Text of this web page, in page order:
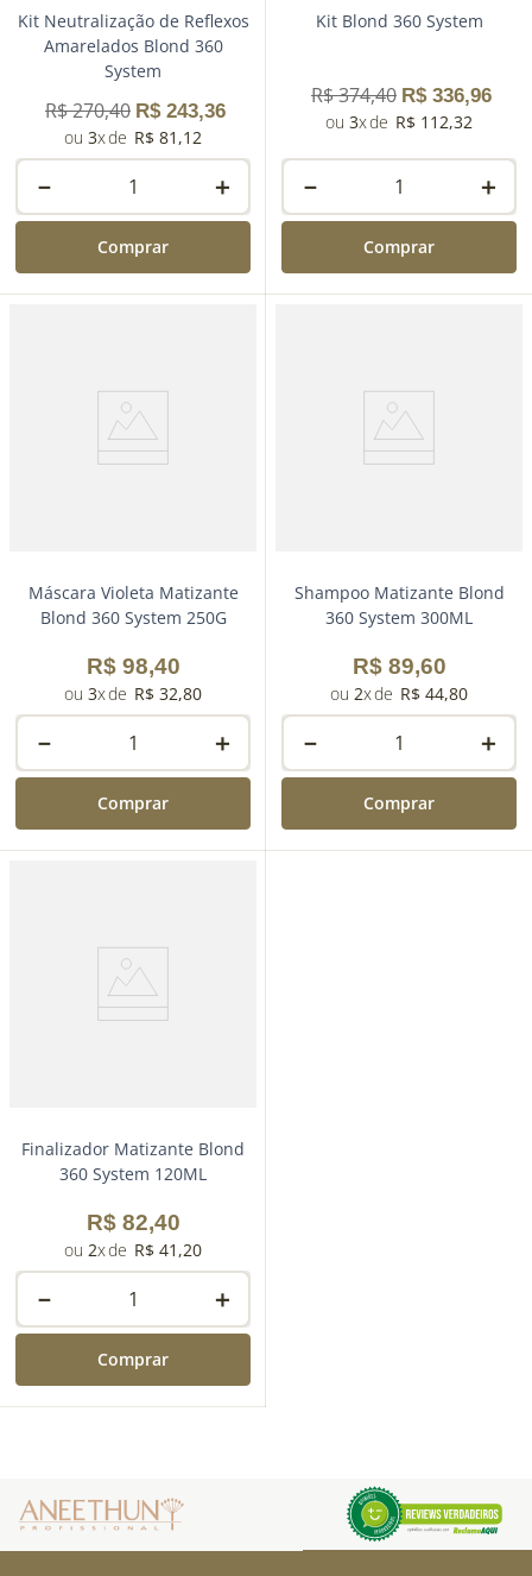
Kit Neutralização de Reflexos
Amarelados Blond 360
System
R$270,40 R$ 243,36
3
R$ 81 ,12
＋
－
Comprar
Kit Blond 360 System
R$374,40 R$ 336,96
3
R$ 112,32
＋
－
Comprar
Máscara Violeta Matizante
Blond 360 System 250G
R$ 98,40
3 R$ 32,80
＋
－
Comprar
Shampoo Matizante Blond
360 System 300ML
R$ 89,60
2 R$ 44,80
＋
－
Comprar
Finalizador Matizante Blond
360 System 120ML
R$ 82,40
2 R$ 41 ,20
＋
－
Comprar